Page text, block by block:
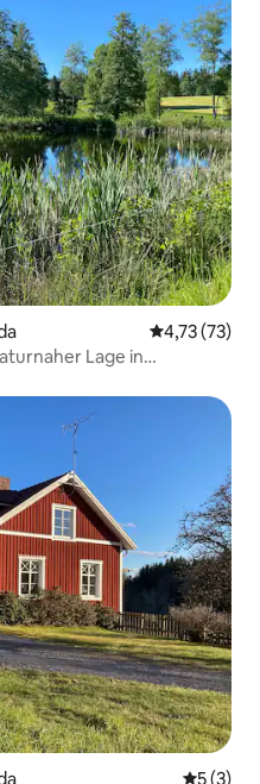
4,73 (73)
Lage in
5 (3)